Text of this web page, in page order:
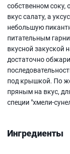
собственном
вкус салату, а
небольшую
питательным
вкусной закуской
достаточно
под крышкой. По
пряным на вкус,
специи "хмели-
Ингредиенты